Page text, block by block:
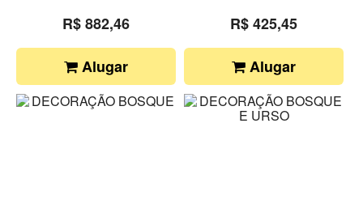
R$ 882,46
Alugar
R$ 425,45
Alugar